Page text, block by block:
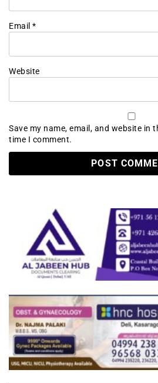
Email *
Website
Save my name, email, and website in
time I comment.